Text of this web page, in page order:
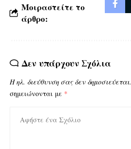
Μοιραστείτε το
άρθρο:
Δεν υπάρχουν Σχόλια
Η ηλ. διεύθυνση σας δεν δημοσιεύεται.
σημειώνονται με *